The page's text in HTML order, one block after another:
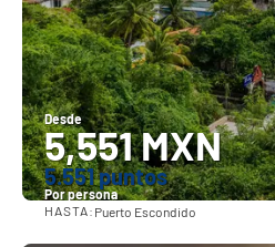
Desde
5,551 MXN
5.551 puntos
Por persona
HASTA: Puerto Escondido